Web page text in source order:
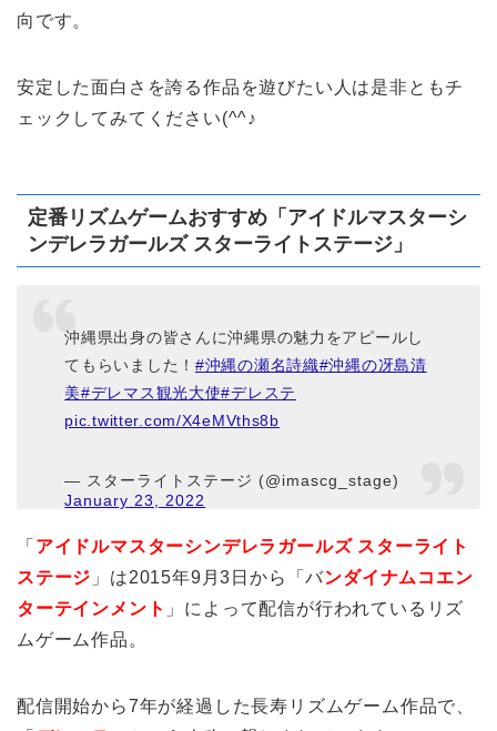
向です。
安定した面白さを誇る作品を遊びたい人は是非ともチ
ェックしてみてください(^^♪
定番リズムゲームおすすめ「アイドルマスターシ
ンデレラガールズ スターライトステージ」
沖縄県出身の皆さんに沖縄県の魅力をアピールし
てもらいました！ #沖縄の瀬名詩織#沖縄の冴島清
美#デレマス観光大使#デレステ
pic.twitter.com/X4eMVths8b
— スターライトステージ (@imascg_stage)
January 23, 2022
「 アイドルマスターシンデレラガールズ スターライト
ステージ 」は2015年9月3日から「バンダイナムコエン
ターテインメント 」によって配信が行われているリズ
ムゲーム作品。
配信開始から7年が経過した長寿リズムゲーム作品で、